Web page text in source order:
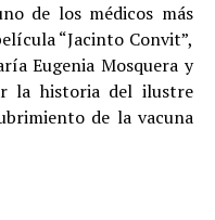
de los médicos más
“Jacinto Convit”,
Eugenia Mosquera y
la historia del ilustre
de la vacuna